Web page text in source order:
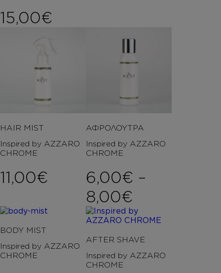
15,00€
HAIR MIST
Inspired by AZZARO
CHROME
11,00€
ΑΦΡΟΛΟΥΤΡΑ
Inspired by AZZARO
CHROME
6,00€ –
8,00€
BODY MIST
Inspired by AZZARO
CHROME
AFTER SHAVE
Inspired by AZZARO
CHROME